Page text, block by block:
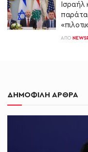
ΑΠΌ
ΔΗΜΟΦΙΛΗ ΑΡΘΡΑ